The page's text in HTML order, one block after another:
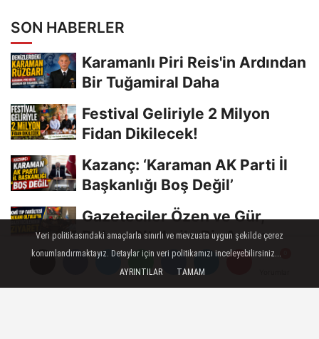
SON HABERLER
Karamanlı Piri Reis'in Ardından
Bir Tuğamiral Daha
Festival Geliriyle 2 Milyon
Fidan Dikilecek!
Kazanç: ‘Karaman AK Parti İl
Başkanlığı Boş Değil’
Gazeteciler Özen ve Gür,
Dekan Oltulu ile Bir Araya
Geldi
Saray Bisküvi Elaman Alım
İlanı
Veri politikasındaki amaçlarla sınırlı ve mevzuata uygun şekilde çerez
konumlandırmaktayız. Detaylar için veri politikamızı inceleyebilirsiniz...
AYRINTILAR
TAMAM